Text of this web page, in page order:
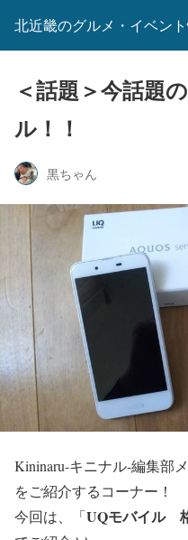
北近畿のグルメ・イベン
＜話題＞今話題
ル！！
黒ちゃん
Kininaru-キニナル-編集部
をご紹介するコーナー！
今回は、「UQモバイル